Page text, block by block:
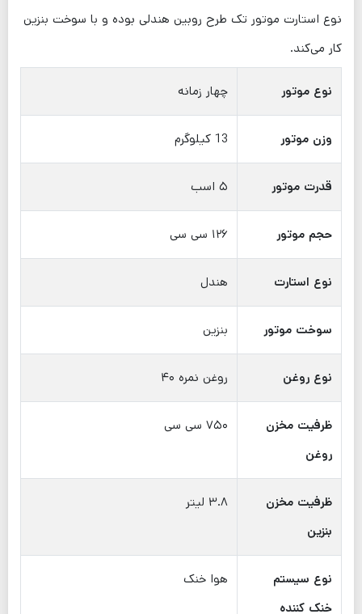
نوع استارت موتور تک طرح روبین هندلی بوده و با سوخت بنزین
کار می‌کند.
نوع موتور چهار زمانه
وزن موتور 13 کیلوگرم
قدرت موتور ۵ اسب
حجم موتور ۱۲۶ سی سی
نوع استارت هندل
سوخت موتور بنزین
نوع روغن روغن نمره ۴۰
ظرفیت مخزن
روغن
۷۵۰ سی سی
ظرفیت مخزن
بنزین
۳.۸ لیتر
نوع سیستم
خنک کننده
هوا خنک